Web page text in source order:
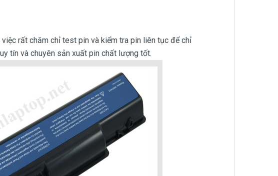
rất chăm chỉ test pin và kiểm tra pin liên tục để chỉ
tín và chuyên sản xuất pin chất lượng tốt.